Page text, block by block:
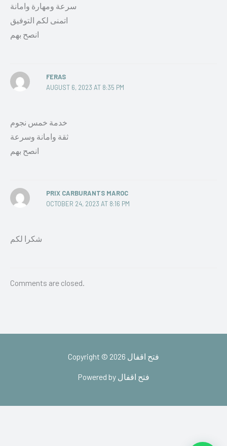
سرعة ومهارة وامانة
اتمنى لكم التوفيق
انصح بهم
FERAS
AUGUST 6, 2023 AT 8:35 PM
خدمة خمس نجوم
ثقة وامانة وسرعة
انصح بهم
PRIX CARBURANTS MAROC
OCTOBER 24, 2023 AT 8:16 PM
شكرا لكم
Comments are closed.
Copyright © 2026 فتح اقفال
Powered by فتح اقفال